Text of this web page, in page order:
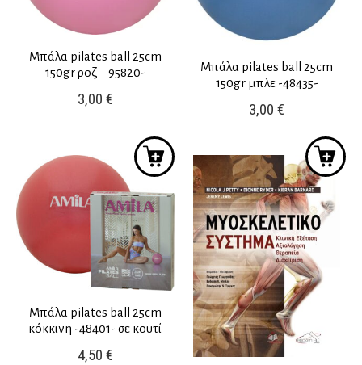
Μπάλα pilates ball 25cm
150gr ροζ – 95820-
3,00 €
Μπάλα pilates ball 25cm
150gr μπλε -48435-
3,00€
Μπάλα pilates ball 25cm
κόκκινη -48401- σε κουτί
4,50 €